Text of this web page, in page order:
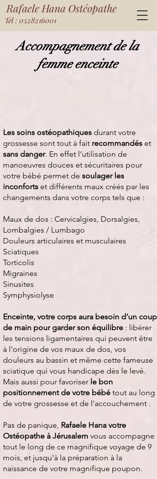
Rafaele Hana Ostéopathe
Tel : 0528216001
Accompagnement de la
femme enceinte
Les soins ostéopathiques durant votre
grossesse sont tout à fait recommandés et
sans danger. En effet l’utilisation de
manoeuvres douces et sécuritaires pour
votre bébé permet de soulager les
inconforts et différents maux créés par les
changements dans votre corps tels que :
Maux de dos : Cervicalgies, Dorsalgies,
Lombalgies / Lumbago
Douleurs articulaires et musculaires
Sciatiques
Torticolis
Migraines
Sinusites
Symphysiolyse
Enceinte, votre corps aura besoin d’un coup
de main pour garder son équilibre : libérer
les tensions ligamentaires qui peuvent être
à l'origine de vos maux de dos, vos
douleurs au bassin et même cette fameuse
sciatique qui vous handicape dès le levé.
Mais aussi pour favoriser le bon
positionnement de votre bébé tout au long
de votre grossesse et de l'accouchement .
Pas de panique, Rafaele Hana votre
Ostéopathe à Jérusalem vous accompagne
tout le long de ce magnifique voyage de 9
mois, et jusqu'à la préparation à la
naissance de votre magnifique poupon.